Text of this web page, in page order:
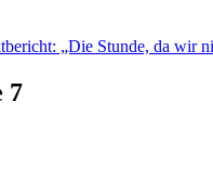
„Die Stunde, da wir
7